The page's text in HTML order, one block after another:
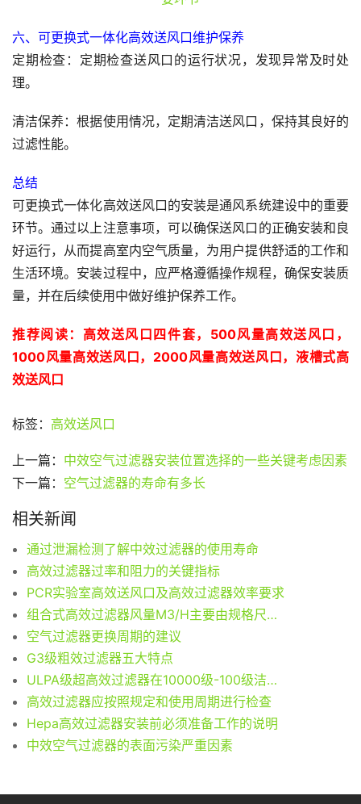
六、可更换式一体化高效送风口维护保养
定期检查：定期检查送风口的运行状况，发现异常及时处
理。
清洁保养：根据使用情况，定期清洁送风口，保持其良好的
过滤性能。
总结
可更换式一体化高效送风口的安装是通风系统建设中的重要
环节。通过以上注意事项，可以确保送风口的正确安装和良
好运行，从而提高室内空气质量，为用户提供舒适的工作和
生活环境。安装过程中，应严格遵循操作规程，确保安装质
量，并在后续使用中做好维护保养工作。
推荐阅读： 高效送风口四件套， 500风量高效送风口 ，
1000风量高效送风口， 2000风量高效送风口，液槽式高
效送风口
标签： 高效送风口
上一篇： 中效空气过滤器安装位置选择的一些关键考虑因素
下一篇： 空气过滤器的寿命有多长
相关新闻
通过泄漏检测了解中效过滤器的使用寿命
高效过滤器过率和阻力的关键指标
PCR实验室高效送风口及高效过滤器效率要求
组合式高效过滤器风量M3/H主要由规格尺寸大小算起
空气过滤器更换周期的建议
G3级粗效过滤器五大特点
ULPA级超高效过滤器在10000级-100级洁净室特点
高效过滤器应按照规定和使用周期进行检查
Hepa高效过滤器安装前必须准备工作的说明
中效空气过滤器的表面污染严重因素